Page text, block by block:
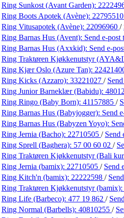
Ring Sunkost (Avant Garden):
Ring Boots Apotek (Avène): 22795510
Ring Vitusapotek (Avène): 22096960 /
Ring Barnas Hus (Avent): Send e-post
Ring Barnas Hus (Axxkid): Send e-
Ring Traktøren Kjøkkenutstyr
Ring Kjær Oslo (Azure Tan):
Ring Kicks (Azzaro): 33221027 /
Ring Junior Barneklær (Babidu):
Ring Ringo (Baby Born): 41157885 /
Ring Barnas Hus (Babyjogger): Send
Ring Barnas Hus (Babyzen Yoyo):
Ring Jernia (Bacho): 22710505 / Send
Ring Sprell (Baghera): 57 00 60 02 /
Ring Traktøren Kjøkkenutstyr (Bali
Ring Jernia (bamix): 22710505 / Send
Ring Kitch'n (bamix): 22222598 /
Ring Traktøren Kjøkkenutstyr (bamix):
Ring Life (Barbeco): 477 19 862 /
Ring Normal (Barbells): 40810255 /